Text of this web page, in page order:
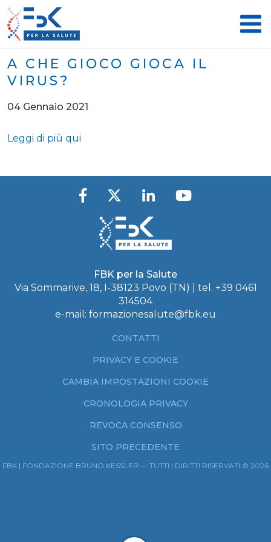
A CHE GIOCO GIOCA IL
VIRUS?
04 Gennaio 2021
Leggi di più qui
FBK per la Salute
Via Sommarive, 18, I-38123 Povo (TN) | tel. +39 0461
314504
e-mail: formazionesalute@fbk.eu
CONTATTI
PRIVACY E COOKIE
CAMBIA IMPOSTAZIONI COOKIE
CRONOLOGIA PRIVACY
REVOCA CONSENSO
SITO PRECEDENTE
FBK | FONDAZIONE BRUNO KESSLER — TUTTI I DIRITTI RISERVATI © 2026